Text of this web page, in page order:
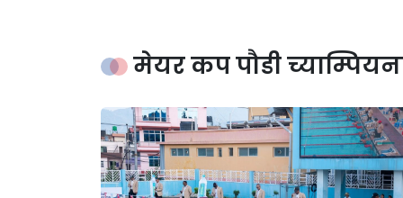
मेयर कप पौडी